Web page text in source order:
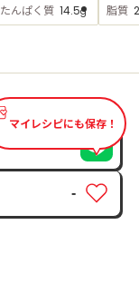
たんぱく質 14.5g 脂質
マイレシピにも保存！
-